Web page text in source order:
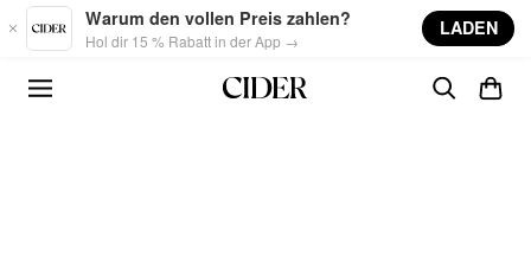
Skip to main content
Warum den vollen Preis zahlen?
Hol dir 15 % Rabatt in der App →
LADEN